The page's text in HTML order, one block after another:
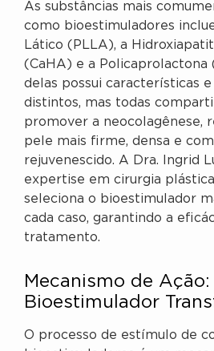
As substâncias mais
como bioestimuladores
Lático (PLLA), a
(CaHA) e a Policaprolactona
delas possui características
distintos, mas todas
promover a neocolagênese,
pele mais firme, densa e
rejuvenescido. A Dra. Ingrid
expertise em cirurgia
seleciona o bioestimulador
cada caso, garantindo a
tratamento.
Mecanismo de
Bioestimulador
O processo de estímulo de